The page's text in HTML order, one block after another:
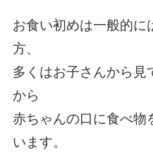
お食い初めは一般的に
方、
多くはお子さんから見
から
赤ちゃんの口に食べ物
います。